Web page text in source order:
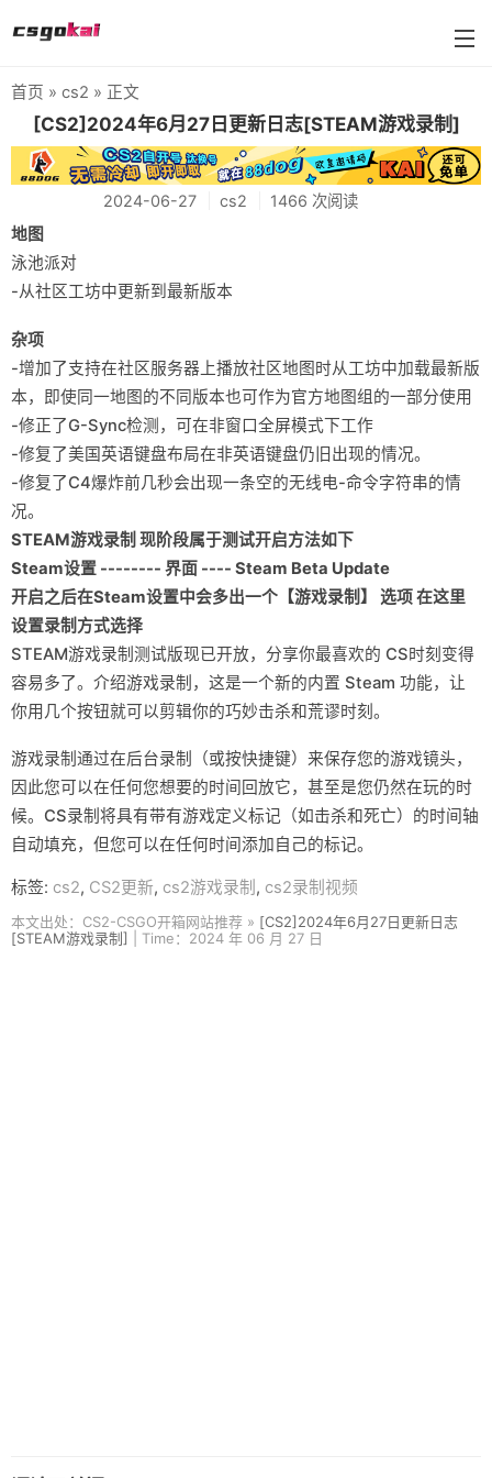
farmskins
88dog
flamecases
首页 » cs2 » 正文
[CS2]2024年6月27日更新日志[STEAM游戏录制]
2024-06-27 cs2 1466 次阅读
地图
泳池派对
-从社区工坊中更新到最新版本
杂项
-增加了支持在社区服务器上播放社区地图时从工坊中加载最新版
本，即使同一地图的不同版本也可作为官方地图组的一部分使用
-修正了G-Sync检测，可在非窗口全屏模式下工作
-修复了美国英语键盘布局在非英语键盘仍旧出现的情况。
-修复了C4爆炸前几秒会出现一条空的无线电-命令字符串的情
况。
STEAM游戏录制 现阶段属于测试开启方法如下
Steam设置 -------- 界面 ---- Steam Beta Update
开启之后在Steam设置中会多出一个【游戏录制】 选项 在这里
设置录制方式选择
STEAM游戏录制测试版现已开放，分享你最喜欢的 CS时刻变得
容易多了。介绍游戏录制，这是一个新的内置 Steam 功能，让
你用几个按钮就可以剪辑你的巧妙击杀和荒谬时刻。
游戏录制通过在后台录制（或按快捷键）来保存您的游戏镜头，
因此您可以在任何您想要的时间回放它，甚至是您仍然在玩的时
候。CS录制将具有带有游戏定义标记（如击杀和死亡）的时间轴
自动填充，但您可以在任何时间添加自己的标记。
标签: cs2, CS2更新, cs2游戏录制 , cs2录制视频
本文出处：CS2-CSGO开箱网站推荐 » [CS2]2024年6月27日更新日志
[STEAM游戏录制]
| Time：2024 年 06 月 27 日